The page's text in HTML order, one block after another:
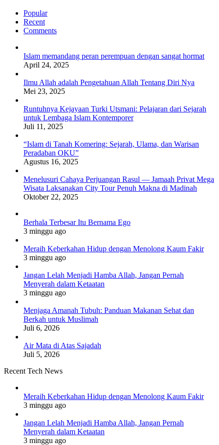
Popular
Recent
Comments
Islam memandang peran perempuan dengan sangat hormat
April 24, 2025
Ilmu Allah adalah Pengetahuan Allah Tentang Diri Nya
Mei 23, 2025
Runtuhnya Kejayaan Turki Utsmani: Pelajaran dari Sejarah
untuk Lembaga Islam Kontemporer
Juli 11, 2025
“Islam di Tanah Komering: Sejarah, Ulama, dan Warisan
Peradaban OKU”
Agustus 16, 2025
Menelusuri Cahaya Perjuangan Rasul — Jamaah Privat Mega
Wisata Laksanakan City Tour Penuh Makna di Madinah
Oktober 22, 2025
Berhala Terbesar Itu Bernama Ego
3 minggu ago
Meraih Keberkahan Hidup dengan Menolong Kaum Fakir
3 minggu ago
Jangan Lelah Menjadi Hamba Allah, Jangan Pernah
Menyerah dalam Ketaatan
3 minggu ago
Menjaga Amanah Tubuh: Panduan Makanan Sehat dan
Berkah untuk Muslimah
Juli 6, 2026
Air Mata di Atas Sajadah
Juli 5, 2026
Recent Tech News
Meraih Keberkahan Hidup dengan Menolong Kaum Fakir
3 minggu ago
Jangan Lelah Menjadi Hamba Allah, Jangan Pernah
Menyerah dalam Ketaatan
3 minggu ago